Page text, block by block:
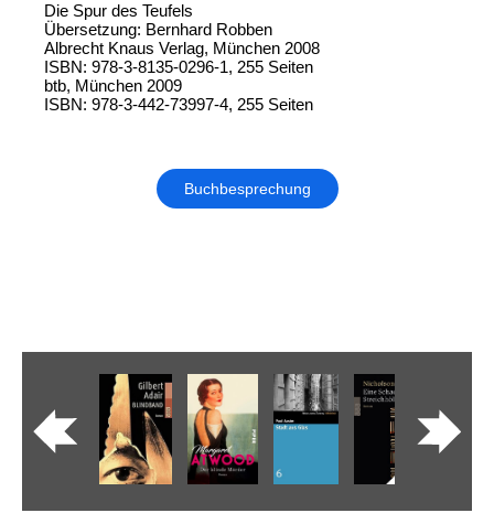
Die Spur des Teufels
Übersetzung: Bernhard Robben
Albrecht Knaus Verlag, München 2008
ISBN: 978-3-8135-0296-1, 255 Seiten
btb, München 2009
ISBN: 978-3-442-73997-4, 255 Seiten
Buchbesprechung